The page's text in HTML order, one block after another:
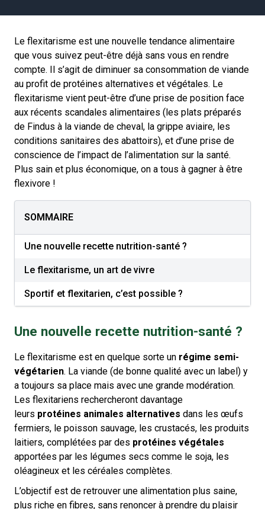
Le flexitarisme est une nouvelle tendance alimentaire
que vous suivez peut-être déjà sans vous en rendre
compte. Il s’agit de diminuer sa consommation de viande
au profit de protéines alternatives et végétales. Le
flexitarisme vient peut-être d’une prise de position face
aux récents scandales alimentaires (les plats préparés
de Findus à la viande de cheval, la grippe aviaire, les
conditions sanitaires des abattoirs), et d’une prise de
conscience de l’impact de l’alimentation sur la santé.
Plus sain et plus économique, on a tous à gagner à être
flexivore !
SOMMAIRE
Une nouvelle recette nutrition-santé ?
Le flexitarisme, un art de vivre
Sportif et flexitarien, c’est possible ?
Une nouvelle recette nutrition-santé ?
Le flexitarisme est en quelque sorte un régime semi-
végétarien. La viande (de bonne qualité avec un label) y
a toujours sa place mais avec une grande modération.
Les flexitariens rechercheront davantage
leurs protéines animales alternatives dans les œufs
fermiers, le poisson sauvage, les crustacés, les produits
laitiers, complétées par des protéines végétales
apportées par les légumes secs comme le soja, les
oléagineux et les céréales complètes.
L’objectif est de retrouver une alimentation plus saine,
plus riche en fibres, sans renoncer à prendre du plaisir